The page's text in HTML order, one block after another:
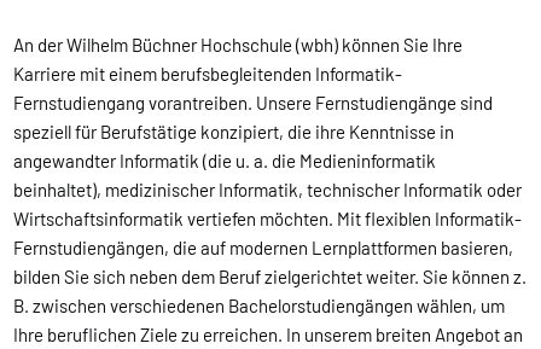
An der Wilhelm Büchner Hochschule (wbh) können Sie Ihre
Karriere mit einem berufsbegleitenden Informatik-
Fernstudiengang vorantreiben. Unsere Fernstudiengänge sind
speziell für Berufstätige konzipiert, die ihre Kenntnisse in
angewandter Informatik (die u. a. die Medieninformatik
beinhaltet), medizinischer Informatik, technischer Informatik oder
Wirtschaftsinformatik vertiefen möchten. Mit flexiblen Informatik-
Fernstudiengängen, die auf modernen Lernplattformen basieren,
bilden Sie sich neben dem Beruf zielgerichtet weiter. Sie können z.
B. zwischen verschiedenen Bachelorstudiengängen wählen, um
Ihre beruflichen Ziele zu erreichen. In unserem breiten Angebot an